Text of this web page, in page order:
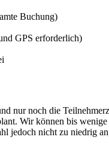
Buchung)
GPS erforderlich)
nur noch die
Wir können bis
jedoch nicht zu niedrig